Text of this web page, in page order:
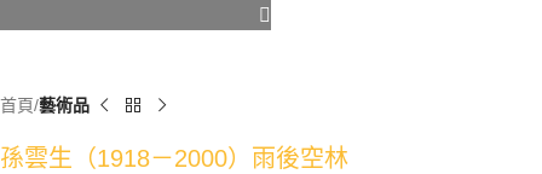
首頁 藝術品
孫雲生（1918－2000）雨後空林